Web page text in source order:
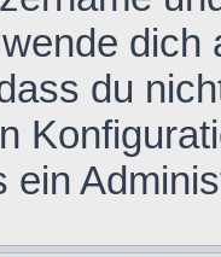
dich
du
ein